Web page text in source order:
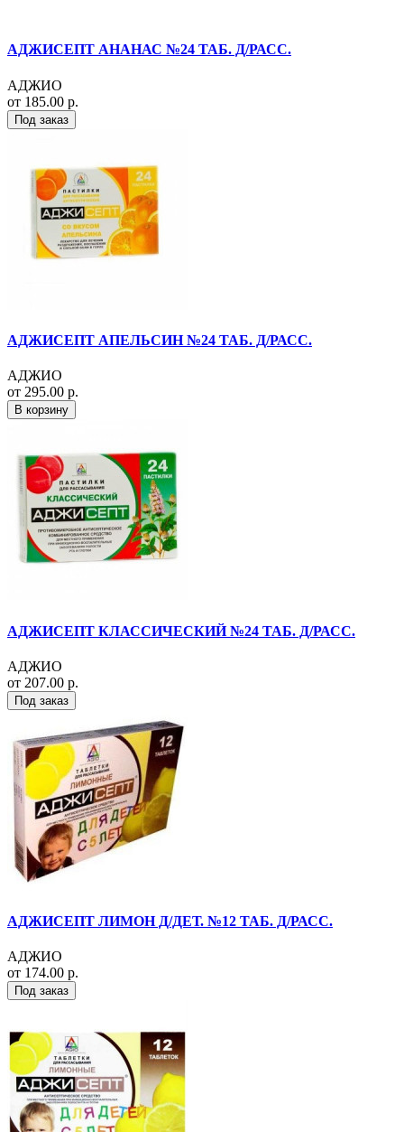
АДЖИСЕПТ АНАНАС №24 ТАБ. Д/РАСС.
АДЖИО
от 185.00 р.
Под заказ
АДЖИСЕПТ АПЕЛЬСИН №24 ТАБ. Д/РАСС.
АДЖИО
от 295.00 р.
В корзину
АДЖИСЕПТ КЛАССИЧЕСКИЙ №24 ТАБ. Д/РАСС.
АДЖИО
от 207.00 р.
Под заказ
АДЖИСЕПТ ЛИМОН Д/ДЕТ. №12 ТАБ. Д/РАСС.
АДЖИО
от 174.00 р.
Под заказ